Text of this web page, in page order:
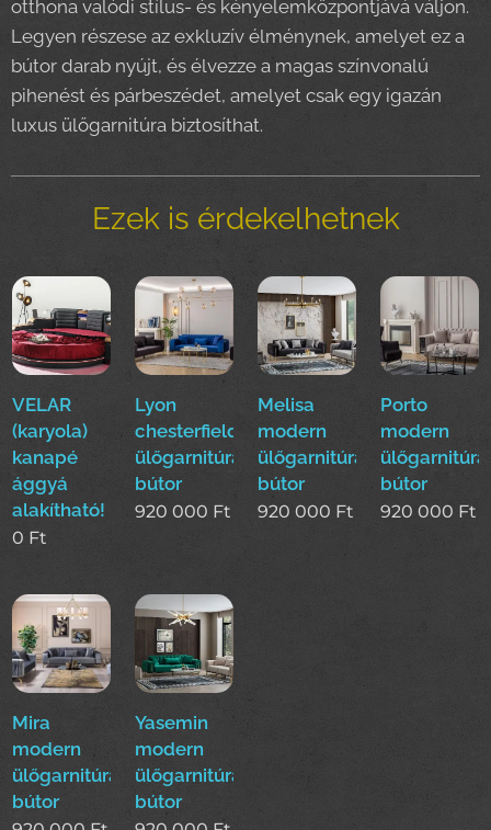
otthona valódi stílus- és kényelemközpontjává váljon.
Legyen részese az exkluzív élménynek, amelyet ez a
bútor darab nyújt, és élvezze a magas színvonalú
pihenést és párbeszédet, amelyet csak egy igazán
luxus ülőgarnitúra biztosíthat.
Ezek is érdekelhetnek
VELAR
(karyola)
kanapé
ággyá
alakítható!
0 Ft
Lyon
chesterfield
ülőgarnitúra
bútor
920 000 Ft
Melisa
modern
ülőgarnitúra
bútor
920 000 Ft
Porto
modern
ülőgarnitúra
bútor
920 000 Ft
Mira
modern
ülőgarnitúra
bútor
Yasemin
modern
ülőgarnitúra
bútor